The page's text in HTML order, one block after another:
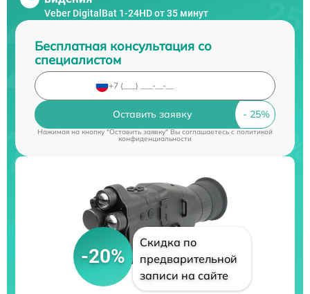
Veber DigitalBat 1-24HD от 35 минут
Бесплатная консультация со
специалистом
Оставить заявку
Нажимая на кнопку "Оставить заявку" Вы соглашаетесь cполитикой
конфиденциальности
-20%
Скидка по
предварительной
записи на сайте